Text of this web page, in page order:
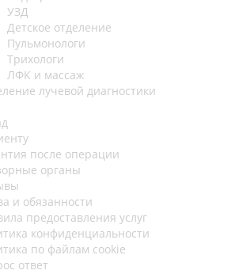
УЗД
Детское отделение
Пульмонологи
Трихологи
ЛФК и массаж
лучевой диагностики
после операции
органы
и обязанности
предоставления услуг
конфиденциальности
по файлам cookie
ответ